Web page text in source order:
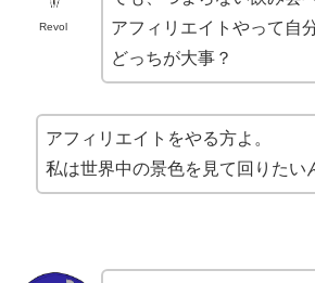
Revol
アフィリエイトやって自
どっちが大事？
アフィリエイトをやる方よ。
私は世界中の景色を見て回りたい